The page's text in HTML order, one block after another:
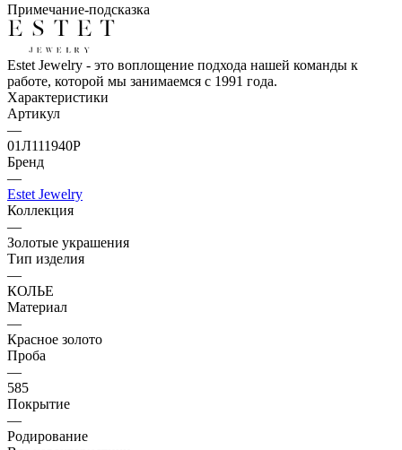
Примечание-подсказка
Estet Jewelry - это воплощение подхода нашей команды к
работе, которой мы занимаемся с 1991 года.
Характеристики
Артикул
—
01Л111940Р
Бренд
—
Estet Jewelry
Коллекция
—
Золотые украшения
Тип изделия
—
КОЛЬЕ
Материал
—
Красное золото
Проба
—
585
Покрытие
—
Родирование